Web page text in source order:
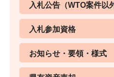
入札公告（WTO案件以
入札参加資格
お知らせ・要領・様式